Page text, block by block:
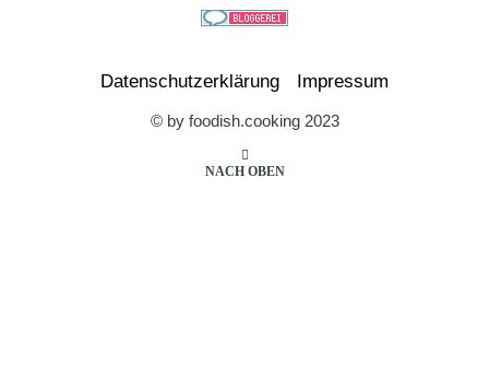
Datenschutzerklärung Impressum
© by foodish.cooking 2023
NACH OBEN